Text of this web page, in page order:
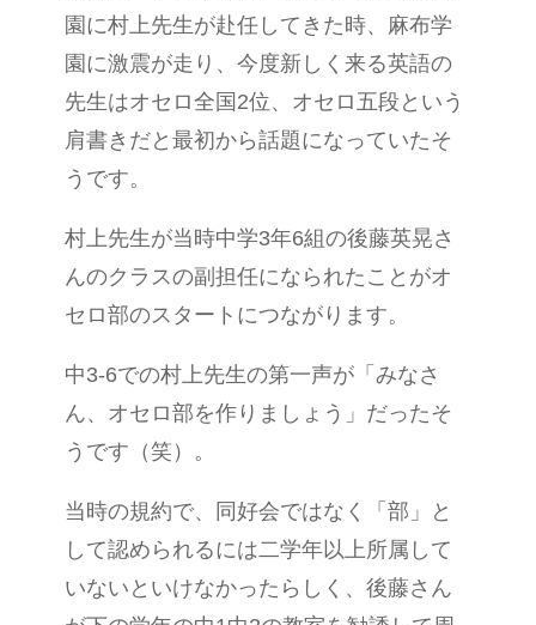
園に村上先生が赴任してきた時、麻布学
園に激震が走り、今度新しく来る英語の
先生はオセロ全国2位、オセロ五段という
肩書きだと最初から話題になっていたそ
うです。
村上先生が当時中学3年6組の後藤英晃さ
んのクラスの副担任になられたことがオ
セロ部のスタートにつながります。
中3-6での村上先生の第一声が「みなさ
ん、オセロ部を作りましょう」だったそ
うです（笑）。
当時の規約で、同好会ではなく「部」と
して認められるには二学年以上所属して
いないといけなかったらしく、後藤さん